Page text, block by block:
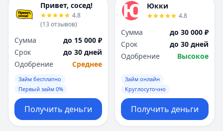
Привет, сосед!
4.8
(13 отзывов)
Сумма
до 15 000 ₽
Срок
до 30 дней
Одобрение
Среднее
Займ бесплатно
Первый займ 0%
Получить деньги
Юкки
4.8
Сумма
до 30 000 ₽
Срок
до 30 дней
Одобрение
Высокое
Займ онлайн
Круглосуточно
Получить деньги